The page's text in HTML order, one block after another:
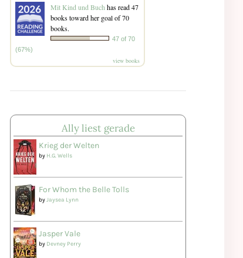
Mit Kind und Buchhas read 47
books toward her goal of 70
books.
47 of 70
(67%)
view books
Ally liest gerade
Krieg der Welten
by H.G. Wells
For Whom the Belle Tolls
byJaysea Lynn
Jasper Vale
by Devney Perry